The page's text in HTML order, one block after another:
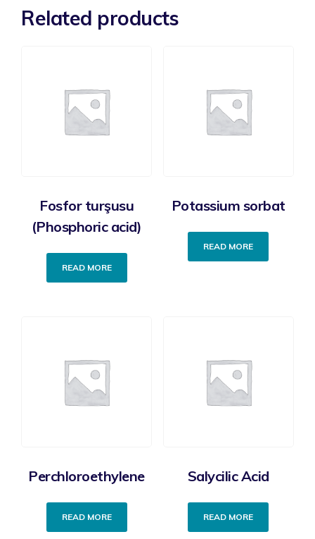
Related products
Fosfor turşusu
(Phosphoric acid)
READ MORE
Potassium sorbat
READ MORE
Perchloroethylene
READ MORE
Salycilic Acid
READ MORE